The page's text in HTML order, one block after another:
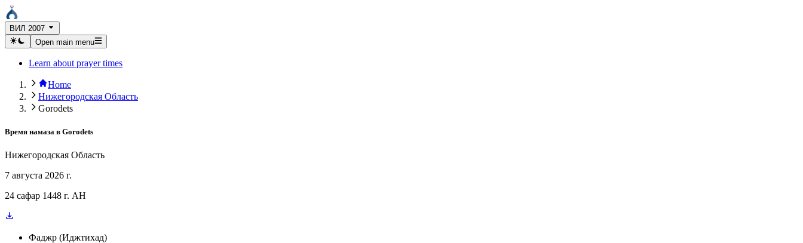
ВИЛ 2007
Open main menu
Learn about prayer times
Home
Нижегородская Область
Gorodets
Время намаза в Gorodets
Нижегородская Область
7 августа 2026 г.
24 сафар 1448 г. AH
Фаджр (Иджтихад)